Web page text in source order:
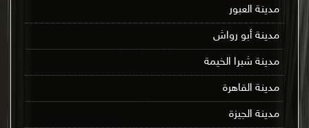
مدينة العبور
مدينة أبو رواش
مدينة شبرا الخيمة
مدينة القاهرة
مدينة الجيزة